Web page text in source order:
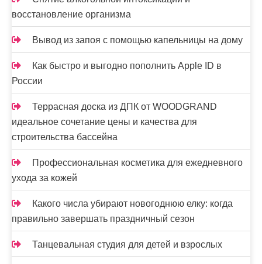
восстановление организма
Вывод из запоя с помощью капельницы на дому
Как быстро и выгодно пополнить Apple ID в
России
Террасная доска из ДПК от WOODGRAND
идеальное сочетание цены и качества для
строительства бассейна
Профессиональная косметика для ежедневного
ухода за кожей
Какого числа убирают новогоднюю елку: когда
правильно завершать праздничный сезон
Танцевальная студия для детей и взрослых